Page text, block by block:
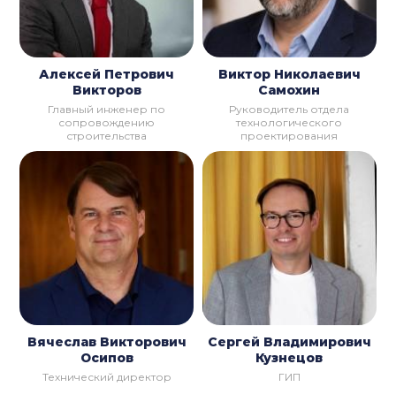
Алексей Петрович
Викторов
Главный инженер по
сопровождению
строительства
Виктор Николаевич
Самохин
Руководитель отдела
технологического
проектирования
Вячеслав Викторович
Осипов
Технический директор
Сергей Владимирович
Кузнецов
ГИП